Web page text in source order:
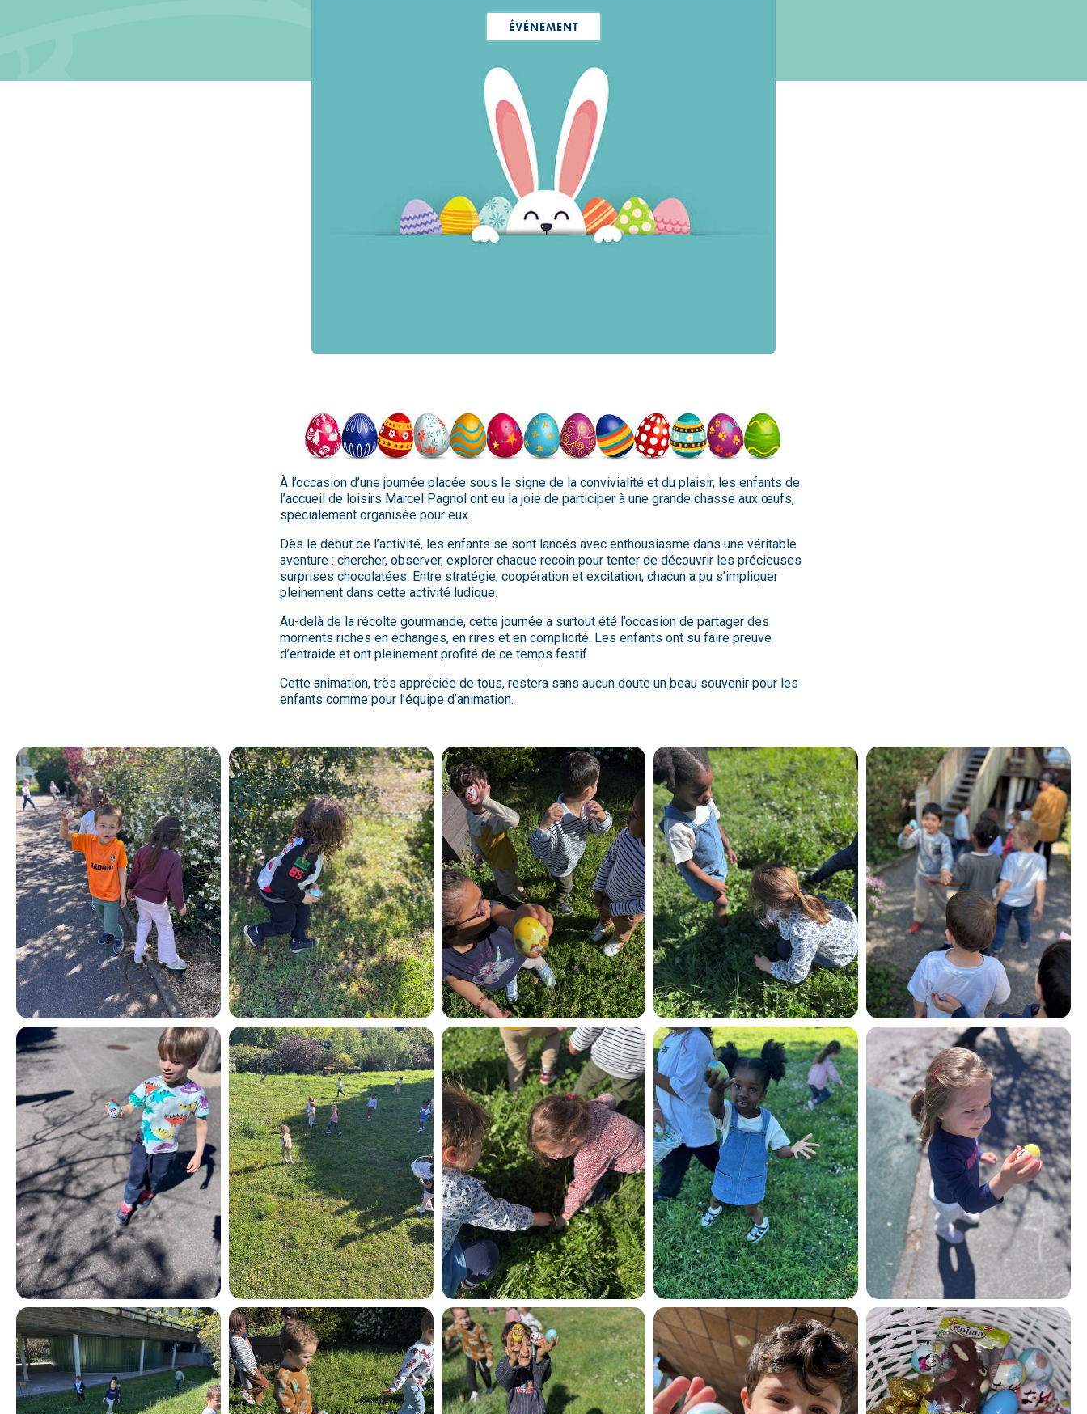
ÉVÉNEMENT
À l’occasion d’une journée placée sous le signe de la convivialité et du plaisir, les enfants de
l’accueil de loisirs Marcel Pagnol ont eu la joie de participer à une grande chasse aux œufs,
spécialement organisée pour eux.
Dès le début de l’activité, les enfants se sont lancés avec enthousiasme dans une véritable
aventure : chercher, observer, explorer chaque recoin pour tenter de découvrir les précieuses
surprises chocolatées. Entre stratégie, coopération et excitation, chacun a pu s’impliquer
pleinement dans cette activité ludique.
Au-delà de la récolte gourmande, cette journée a surtout été l’occasion de partager des
moments riches en échanges, en rires et en complicité. Les enfants ont su faire preuve
d’entraide et ont pleinement profité de ce temps festif.
Cette animation, très appréciée de tous, restera sans aucun doute un beau souvenir pour les
enfants comme pour l’équipe d’animation.